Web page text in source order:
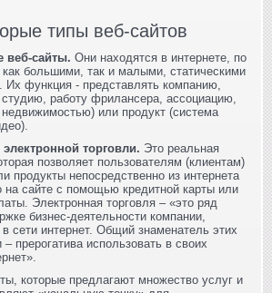
типы веб-сайтов
веб-сайты. Они находятся в интернете, по
большими, так и малыми, статическими
Их функция - представлять компанию,
работу фрилансера, ассоциацию,
или продукт (система
торговли. Это реальная
позволяет пользователям (клиентам)
продукты непосредственно из интернета
на сайте с помощью кредитной карты или
Электронная торговля – «это ряд
бизнес-деятельности компании,
в сети интернет. Общий знаменатель этих
прерогатива использовать в своих
которые предлагают множество услуг и